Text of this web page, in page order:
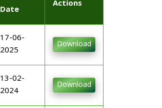
Date
Actions
17-06-
2025
Download
13-02-
2024
Download